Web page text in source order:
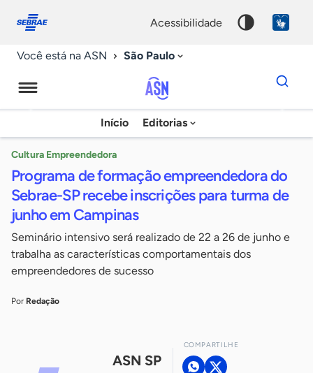
conosco
acessibilidade
Você está na ASN São Paulo
Agência
Sebrae
Notícias
Início Editorias
Dados
para
chave
Cultura Empreendedora
Programa de formação empreendedora do
Sebrae-SP recebe inscrições para turma de
junho em Campinas
Seminário intensivo será realizado de 22 a 26 de junho e
trabalha as características comportamentais dos
empreendedores de sucesso
Por Redação
ASN SP
COMPARTILHE